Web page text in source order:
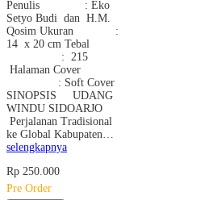
Penulis : Eko
Setyo Budi dan H.M.
Qosim Ukuran :
14 x 20 cm Tebal
: 215
Halaman Cover
: Soft Cover
SINOPSIS UDANG
WINDU SIDOARJO
Perjalanan Tradisional
ke Global Kabupaten…
selengkapnya
Rp 250.000
Pre Order